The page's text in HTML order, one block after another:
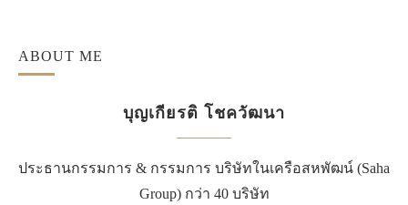
ABOUT ME
บุญเกียรติ โชควัฒนา
ประธานกรรมการ & กรรมการ บริษัทในเครือสหพัฒน์ (Saha
Group) กว่า 40 บริษัท